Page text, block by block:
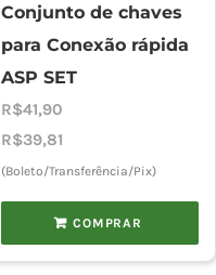
Conjunto de chaves
para Conexão rápida
ASP SET
R$41,90
R$39,81
(Boleto/Transferência/Pix)
COMPRAR